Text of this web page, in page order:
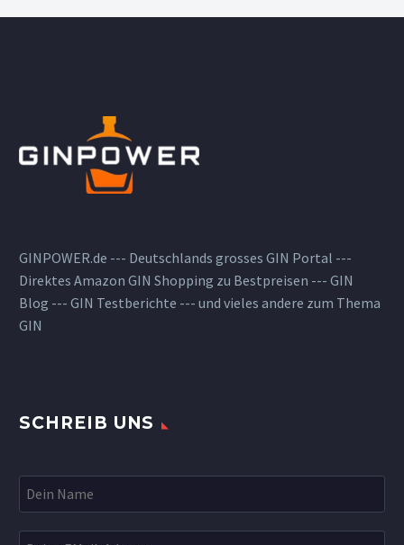
GINPOWER.de --- Deutschlands grosses GIN Portal ---
Direktes Amazon GIN Shopping zu Bestpreisen --- GIN
Blog --- GIN Testberichte --- und vieles andere zum Thema
GIN
SCHREIB UNS